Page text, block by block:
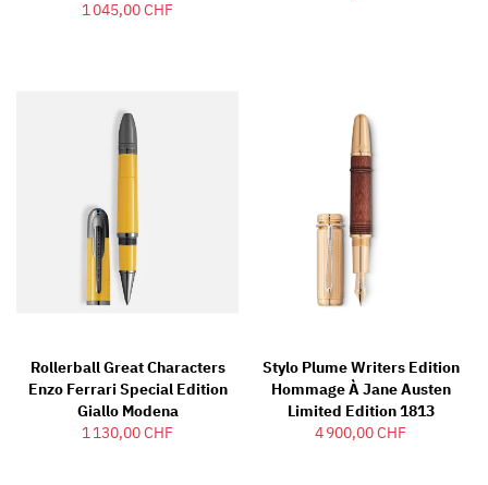
1 045,00 CHF
Rollerball Great Characters
Enzo Ferrari Special Edition
Giallo Modena
1 130,00 CHF
Stylo Plume Writers Edition
Hommage À Jane Austen
Limited Edition 1813
4 900,00 CHF